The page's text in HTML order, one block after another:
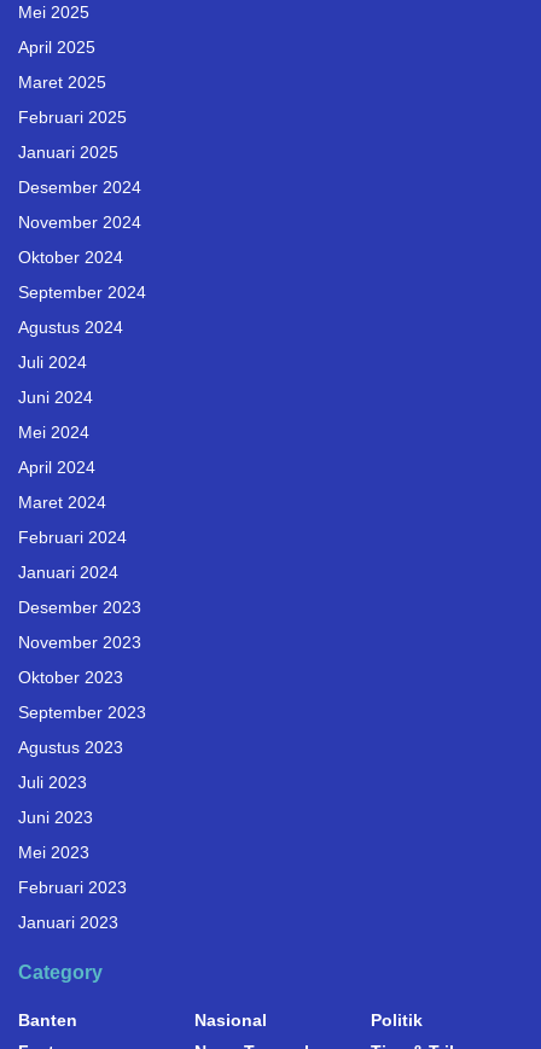
Mei 2025
April 2025
Maret 2025
Februari 2025
Januari 2025
Desember 2024
November 2024
Oktober 2024
September 2024
Agustus 2024
Juli 2024
Juni 2024
Mei 2024
April 2024
Maret 2024
Februari 2024
Januari 2024
Desember 2023
November 2023
Oktober 2023
September 2023
Agustus 2023
Juli 2023
Juni 2023
Mei 2023
Februari 2023
Januari 2023
Category
Banten
Nasional
Politik